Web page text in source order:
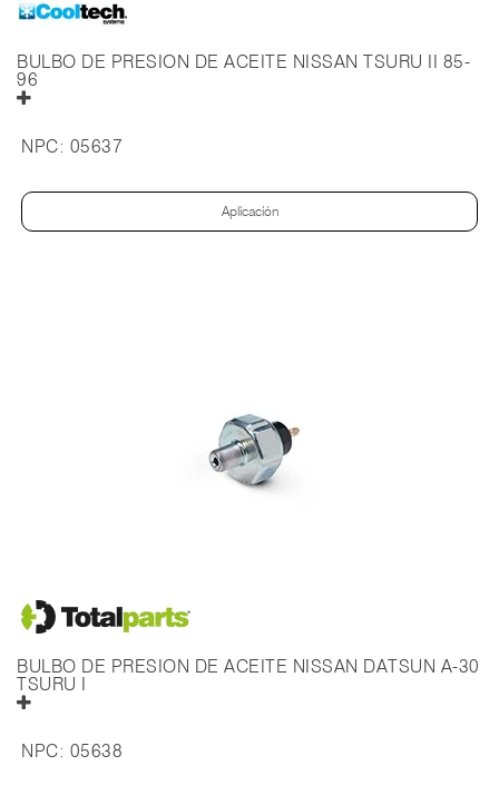
BULBO DE PRESION DE ACEITE NISSAN TSURU II 85-
96
NPC: 05637
Aplicación
BULBO DE PRESION DE ACEITE NISSAN DATSUN A-30
TSURU I
NPC: 05638